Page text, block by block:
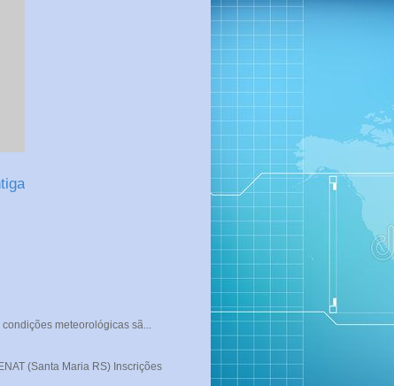
meteorológicas sã...
(Santa Maria RS) Inscrições